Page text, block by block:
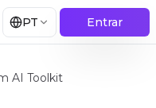
PT Entrar
AI Toolkit